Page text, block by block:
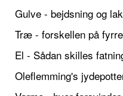
Gulve - bejdsning og
Træ - forskellen på
El - Sådan skilles
Oleflemming's